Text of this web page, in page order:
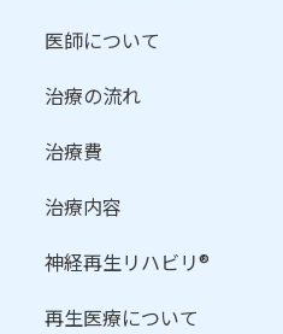
医師について
治療の流れ
治療費
治療内容
神経再生リハビリ®
再生医療について